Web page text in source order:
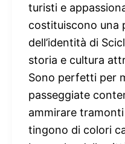
turisti e
costituiscono una
dell’identità di
storia e cultura
Sono perfetti per
passeggiate
ammirare
tingono di colori